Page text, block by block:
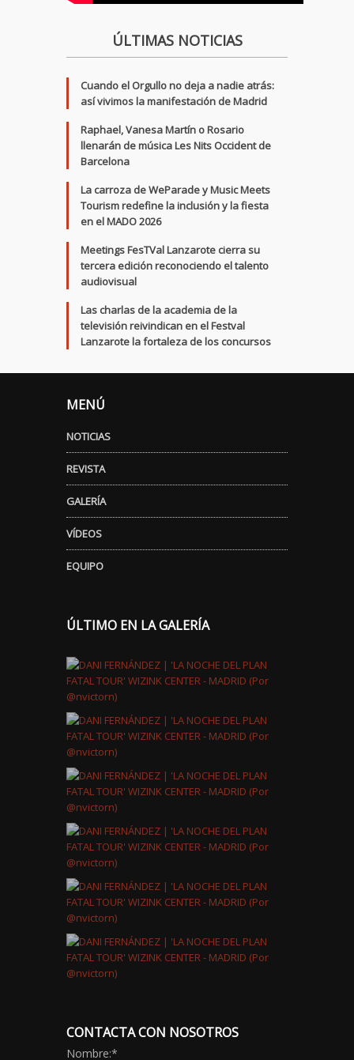
ÚLTIMAS NOTICIAS
Cuando el Orgullo no deja a nadie atrás:
así vivimos la manifestación de Madrid
Raphael, Vanesa Martín o Rosario
llenarán de música Les Nits Occident de
Barcelona
La carroza de WeParade y Music Meets
Tourism redefine la inclusión y la fiesta
en el MADO 2026
Meetings FesTVal Lanzarote cierra su
tercera edición reconociendo el talento
audiovisual
Las charlas de la academia de la
televisión reivindican en el Festval
Lanzarote la fortaleza de los concursos
MENÚ
NOTICIAS
REVISTA
GALERÍA
VÍDEOS
EQUIPO
ÚLTIMO EN LA GALERÍA
CONTACTA CON NOSOTROS
Nombre:*